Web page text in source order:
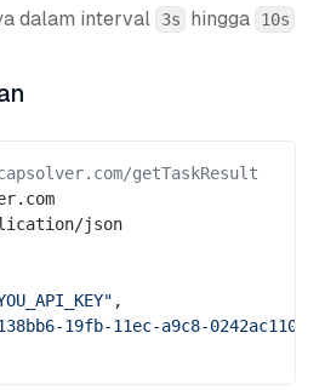
dalam interval
3s hingga 10s
getTaskResult
json
,
19fb-11ec-a9c8-